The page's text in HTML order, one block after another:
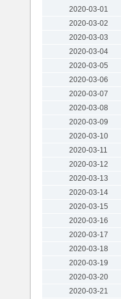
2020-03-01
2020-03-02
2020-03-03
2020-03-04
2020-03-05
2020-03-06
2020-03-07
2020-03-08
2020-03-09
2020-03-10
2020-03-11
2020-03-12
2020-03-13
2020-03-14
2020-03-15
2020-03-16
2020-03-17
2020-03-18
2020-03-19
2020-03-20
2020-03-21